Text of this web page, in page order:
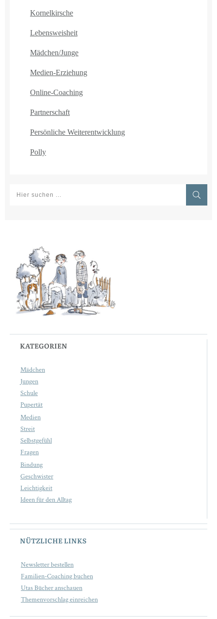
Kornelkirsche
Lebensweisheit
Mädchen/Junge
Medien-Erziehung
Online-Coaching
Partnerschaft
Persönliche Weiterentwicklung
Polly
KATEGORIEN
Mädchen
Jungen
Schule
Pupertät
Medien
Streit
Selbstgefühl
Fragen
Bindung
Geschwister
Leichtigkeit
Ideen für den Alltag
NÜTZLICHE LINKS
Newsletter bestellen
Familien-Coaching buchen
Utas Bücher anschauen
Themenvorschlag einreichen